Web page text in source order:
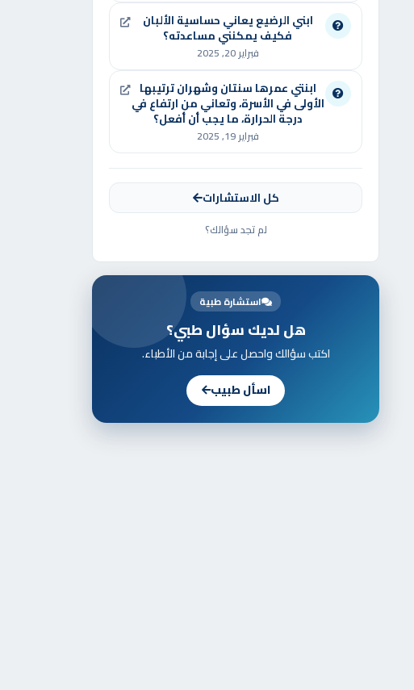
ابني الرضيع يعاني حساسية الألبان
فكيف يمكنني مساعدته؟
فبراير 20, 2025
ابنتي عمرها سنتان وشهران ترتيبها
الأولى في الأسرة، وتعاني من ارتفاع في
درجة الحرارة، ما يجب أن أفعل؟
فبراير 19, 2025
كل الاستشارات
لم تجد سؤالك؟
استشارة طبية
هل لديك سؤال طبي؟
اكتب سؤالك واحصل على إجابة من الأطباء.
اسأل طبيب